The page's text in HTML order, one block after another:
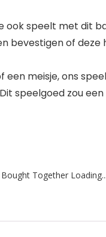
speelt met dit
bevestigen of
een meisje, ons
speelgoed zou
Together Loading...